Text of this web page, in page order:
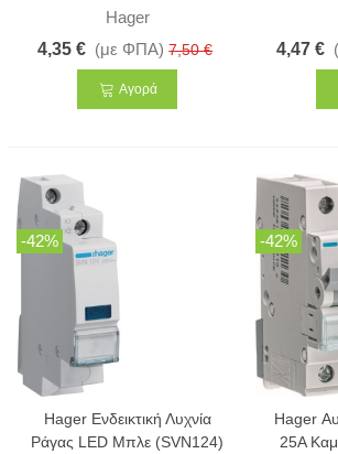
Hager
4,35 € (με ΦΠΑ) 7,50 €
Αγορά
4,47 €
-42%
Hager Ενδεικτική Λυχνία
Ράγας LED Μπλε (SVN124)
-42%
Hager
25Α